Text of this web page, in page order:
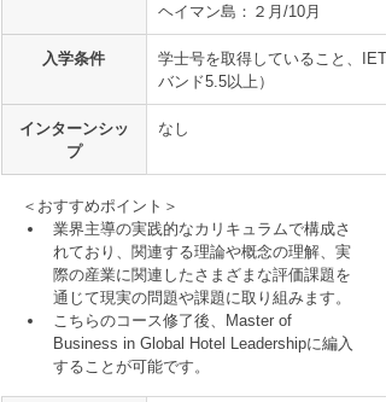
ヘイマン島：２月/10月
入学条件
学士号を取得していること、
バンド5.5以上）
インターンシッ
プ
なし
＜おすすめポイント＞
業界主導の実践的なカリキュラムで構成さ
れており、関連する理論や概念の理解、実
際の産業に関連したさまざまな評価課題を
通じて現実の問題や課題に取り組みます。
こちらのコース修了後、Master of
Business in Global Hotel Leadershipに編入
することが可能です。